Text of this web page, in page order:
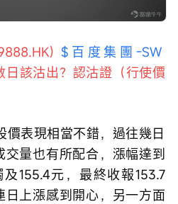
$百度集團-SW
日該沽出？認沽證（行使價
量也有所配合，漲幅達到
155.4元，最終收報153.7
上漲感到開心，另一方面